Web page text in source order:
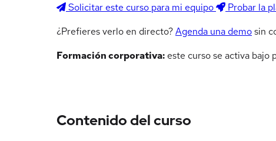
Solicitar este curso para mi equipo
Probar la
¿Prefieres verlo en directo?Agenda una demosin
Formación corporativa: este curso se activa
Contenido del curso